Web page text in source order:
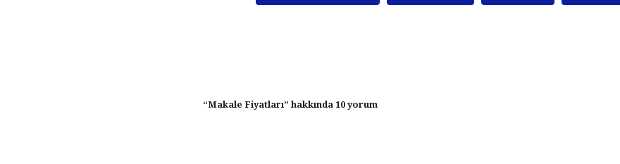
“Makale Fiyatları” hakkında 10 yorum